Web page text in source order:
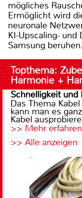
mögliches
Ermöglicht wird
neuronale
KI-Upscaling- und
Samsung beruhen.
Topthema:
Harmonie +
Schnelligkeit und
Das Thema
kann man es
Kabel
>> Mehr erfahren
>> Alle anzeigen